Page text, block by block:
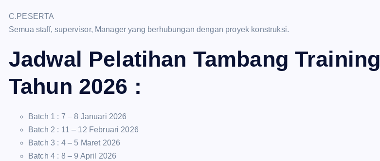
C.PESERTA
Semua staff, supervisor, Manager yang berhubungan dengan proyek konstruksi.
Jadwal Pelatihan Tambang Training
Tahun 2026 :
Batch 1 : 7 – 8 Januari 2026
Batch 2 : 11 – 12 Februari 2026
Batch 3 : 4 – 5 Maret 2026
Batch 4 : 8 – 9 April 2026